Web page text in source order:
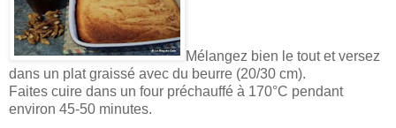
Mélangez bien le tout et versez
dans un plat graissé avec du beurre (20/30 cm).
Faites cuire dans un four préchauffé à 170°C pendant
environ 45-50 minutes.